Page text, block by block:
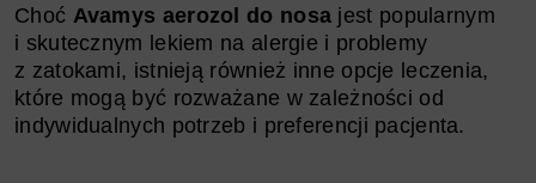
Choć Avamys aerozol do nosa jest popularnym
i skutecznym lekiem na alergie i problemy
z zatokami, istnieją również inne opcje leczenia,
które mogą być rozważane w zależności od
indywidualnych potrzeb i preferencji pacjenta.